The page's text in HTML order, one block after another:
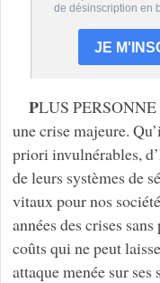
PLUS PERSONNE
une crise majeure.
priori invulnérables,
de leurs systèmes de
vitaux pour nos
années des crises
coûts qui ne peut
attaque menée sur